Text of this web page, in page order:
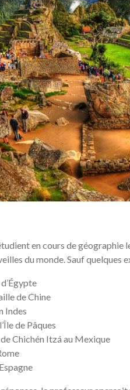
en cours de
du monde. Sauf quelques
de Chine
Indes
de Pâques
Chichén Itzá au Mexique